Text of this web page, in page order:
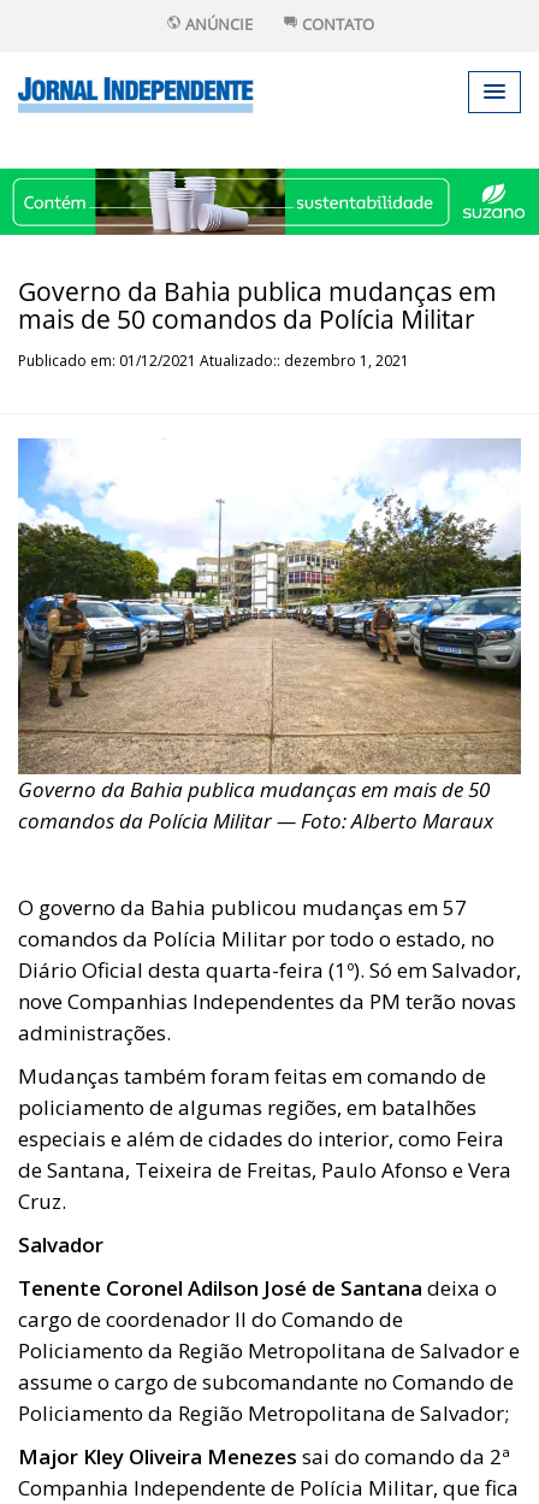
ANÚNCIE CONTATO
Governo da Bahia publica mudanças em
mais de 50 comandos da Polícia Militar
Publicado em: 01/12/2021 Atualizado:: dezembro 1, 2021
Governo da Bahia publica mudanças em mais de 50
comandos da Polícia Militar — Foto: Alberto Maraux
O governo da Bahia publicou mudanças em 57
comandos da Polícia Militar por todo o estado, no
Diário Oficial desta quarta-feira (1º). Só em Salvador,
nove Companhias Independentes da PM terão novas
administrações.
Mudanças também foram feitas em comando de
policiamento de algumas regiões, em batalhões
especiais e além de cidades do interior, como Feira
de Santana, Teixeira de Freitas, Paulo Afonso e Vera
Cruz.
Salvador
Tenente Coronel Adilson José de Santana deixa o
cargo de coordenador II do Comando de
Policiamento da Região Metropolitana de Salvador e
assume o cargo de subcomandante no Comando de
Policiamento da Região Metropolitana de Salvador;
Major Kley Oliveira Menezes sai do comando da 2ª
Companhia Independente de Polícia Militar, que fica